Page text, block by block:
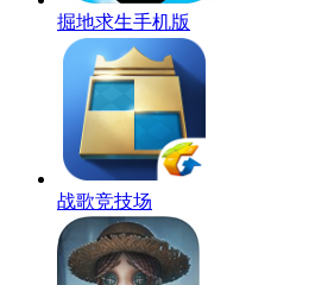
掘地求生手机版
战歌竞技场